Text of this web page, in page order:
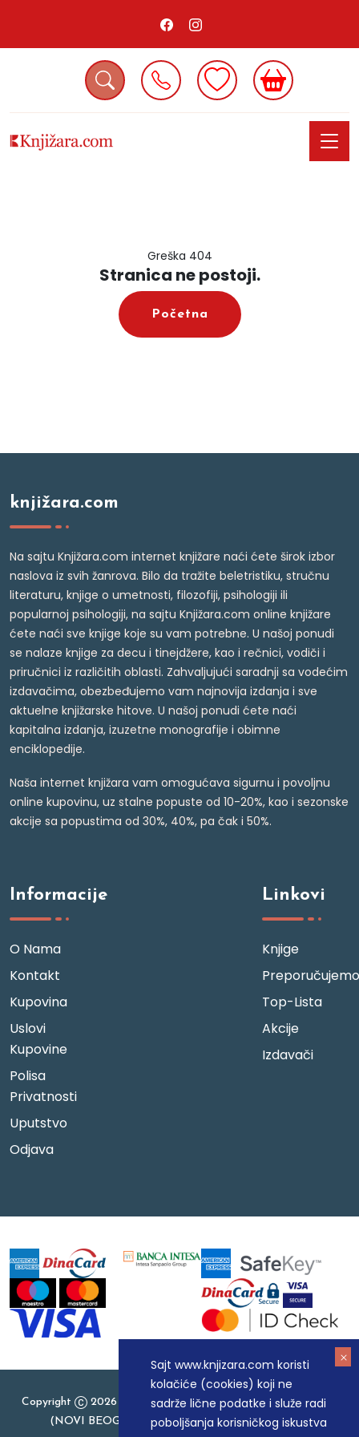
Sajt www.knjizara.com koristi
kolačiće (cookies) koji ne
sadrže lične podatke i služe radi
poboljšanja korisničkog iskustva
Greška 404
Stranica ne postoji.
Početna
knjižara.com
Na sajtu Knjižara.com internet knjižare naći ćete širok izbor
naslova iz svih žanrova. Bilo da tražite beletristiku, stručnu
literaturu, knjige o umetnosti, filozofiji, psihologiji ili
popularnoj psihologiji, na sajtu Knjižara.com online knjižare
ćete naći sve knjige koje su vam potrebne. U našoj ponudi
se nalaze knjige za decu i tinejdžere, kao i rečnici, vodiči i
priručnici iz različitih oblasti. Zahvaljujući saradnji sa vodećim
izdavačima, obezbeđujemo vam najnovija izdanja i sve
aktuelne knjižarske hitove. U našoj ponudi ćete naći
kapitalna izdanja, izuzetne monografije i obimne
enciklopedije.
Naša internet knjižara vam omogućava sigurnu i povoljnu
online kupovinu, uz stalne popuste od 10-20%, kao i sezonske
akcije sa popustima od 30%, 40%, pa čak i 50%.
Informacije
O Nama
Kontakt
Kupovina
Uslovi
Kupovine
Polisa
Privatnosti
Uputstvo
Odjava
Linkovi
Knjige
Preporučujemo
Top-Lista
Akcije
Izdavači
Copyright
2026 Knjizara.com - MAKART DOO BEOGRAD
(NOVI BEOGRAD), PIB: 105184104, MB: 20337524